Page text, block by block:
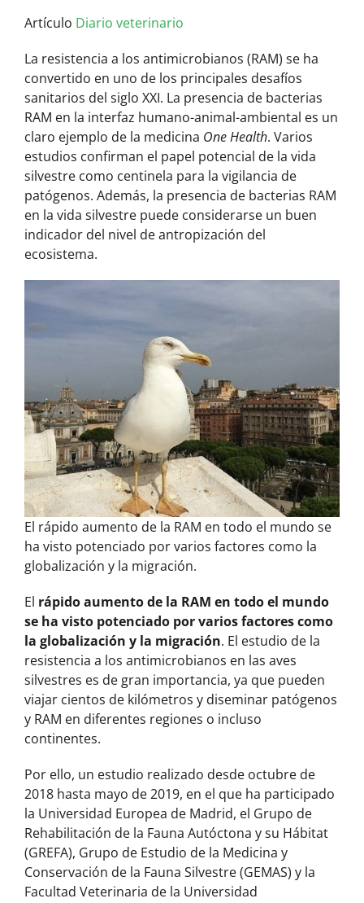
Artículo Diario veterinario
La resistencia a los antimicrobianos (RAM) se ha
convertido en uno de los principales desafíos
sanitarios del siglo XXI. La presencia de bacterias
RAM en la interfaz humano-animal-ambiental es un
claro ejemplo de la medicina One Health. Varios
estudios confirman el papel potencial de la vida
silvestre como centinela para la vigilancia de
patógenos. Además, la presencia de bacterias RAM
en la vida silvestre puede considerarse un buen
indicador del nivel de antropización del
ecosistema.
El rápido aumento de la RAM en todo el mundo se
ha visto potenciado por varios factores como la
globalización y la migración.
El rápido aumento de la RAM en todo el mundo
se ha visto potenciado por varios factores como
la globalización y la migración. El estudio de la
resistencia a los antimicrobianos en las aves
silvestres es de gran importancia, ya que pueden
viajar cientos de kilómetros y diseminar patógenos
y RAM en diferentes regiones o incluso
continentes.
Por ello, un estudio realizado desde octubre de
2018 hasta mayo de 2019, en el que ha participado
la Universidad Europea de Madrid, el Grupo de
Rehabilitación de la Fauna Autóctona y su Hábitat
(GREFA), Grupo de Estudio de la Medicina y
Conservación de la Fauna Silvestre (GEMAS) y la
Facultad Veterinaria de la Universidad